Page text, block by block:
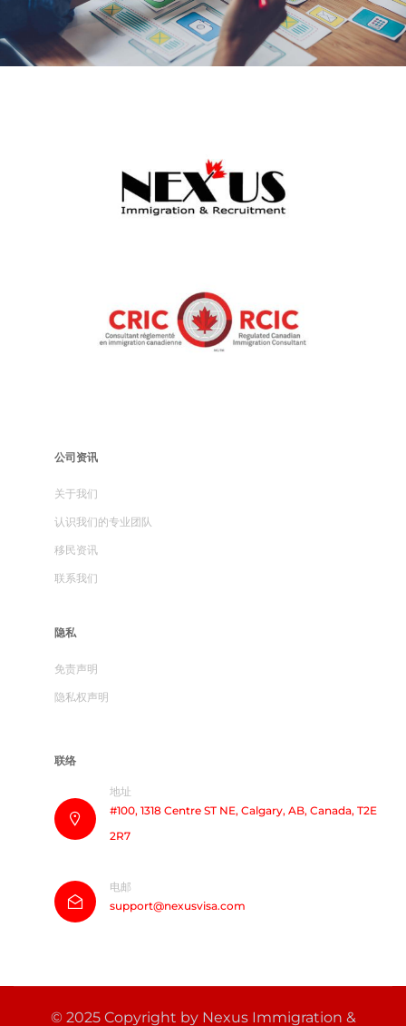
公司资讯​
关于我们
认识我们的专业团队
移民资讯
联系我们
隐私​
免责声明
隐私权声明
联络
地址
#100, 1318 Centre ST NE, Calgary, AB, Canada, T2E
2R7
电邮
support@nexusvisa.com
© 2025 Copyright by Nexus Immigration &